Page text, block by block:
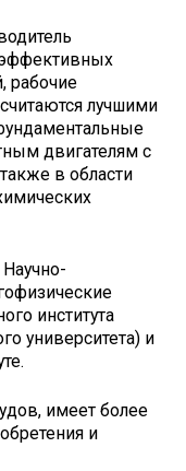
рабочие
лучшими
двигателям с
в области
института
университета) и
имеет более
и